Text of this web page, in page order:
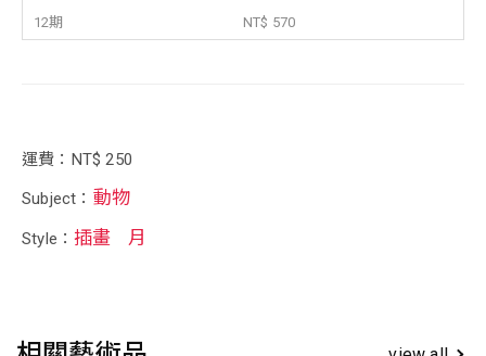
12期
NT$ 570
運費：NT$ 250
Subject： 動物
Style：插畫 月